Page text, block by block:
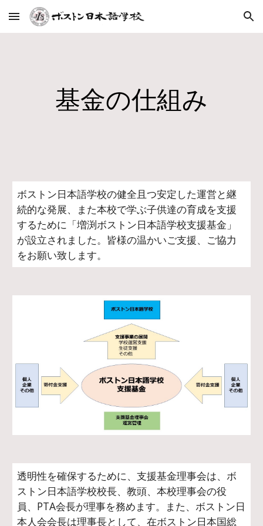
Skip to main content Skip to navigation
基金の仕組み
ボストン日本語学校の健全且つ安定した運営と継
続的な発展、また本校で学ぶ子供達の育成を支援
するために「増渕ボストン日本語学校支援基金」
が設立されました。皆様の温かいご支援、ご協力
をお願い致します。
透明性を確保するために、支援基金理事会は、ボ
ストン日本語学校校長、教頭、本校理事会の役
員、PTA会長が理事を務めます。また、ボストン日
本人会会長は理事長として、在ボストン日本国総